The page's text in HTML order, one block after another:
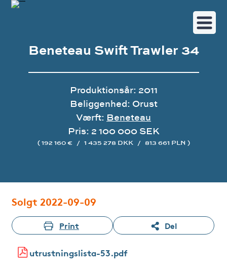
Beneteau Swift Trawler 34
Produktionsår: 2011
Beliggenhed: Orust
Værft: Beneteau
Pris: 2 100 000 SEK
( 192 160 € / 1 435 278 DKK / 813 661 PLN )
Solgt 2022-09-09
Print Del
utrustningslista-53.pdf